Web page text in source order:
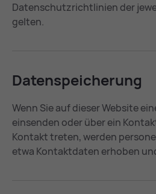
Datenschutzrichtlinien der
gelten.
Da­ten­spei­che­rung
Wenn Sie auf dieser Website
einsenden oder über ein
Kontakt treten, werden
etwa Kontaktdaten erhoben